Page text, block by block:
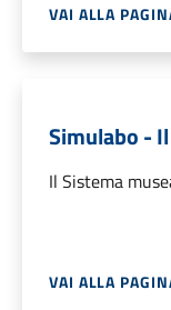
VAI ALLA
Simulabo -
Il Sistema
VAI ALLA